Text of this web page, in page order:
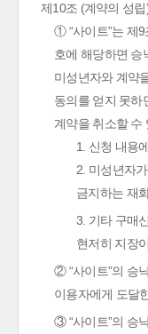
제10조 (계약의 성립
① “사이트”는 제
호에 해당하면 승
미성년자와 계약
동의를 얻지 못하
계약을 취소할 수
1. 신청 내용
2. 미성년자
금지하는 재
3. 기타 구매
현저히 지장
② “사이트”의 승
이용자에게 도달
③ “사이트”의 승